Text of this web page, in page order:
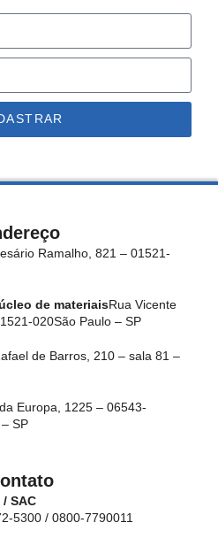
Ramalho, 821 – 01521-
de materiaisRua Vicente
020São Paulo – SP
de Barros, 210 – sala 81 –
Europa, 1225 – 06543-
SP
SAC
5300 / 0800-7790011